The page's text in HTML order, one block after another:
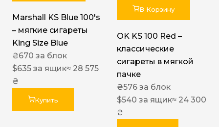
Marshall KS Blue 100's
– мягкие сигареты
King Size Blue
₴670 за блок
$635 за ящик≈ 28 575
₴
Купить
В Корзину
OK KS 100 Red –
классические
сигареты в мягкой
пачке
₴576 за блок
$540 за ящик≈ 24 300
₴